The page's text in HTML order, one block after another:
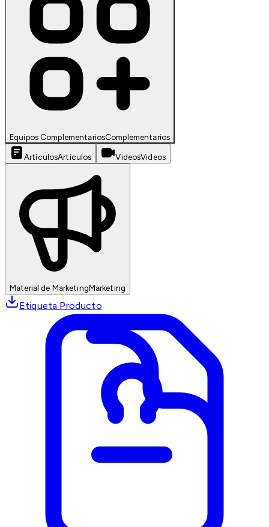
Equipos ComplementariosComplementarios
ArtículosArtículos VideosVideos
Material de MarketingMarketing
Etiqueta Producto